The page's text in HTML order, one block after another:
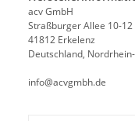
acv GmbH
Straßburger Allee 10-12
41812 Erkelenz
Deutschland,
info@acvgmbh.de